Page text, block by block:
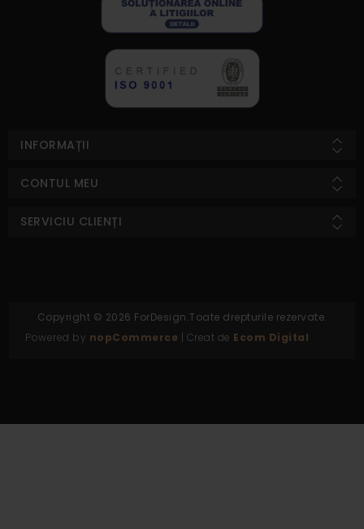
INFORMAȚII
CONTUL MEU
SERVICIU CLIENȚI
Copyright © 2026 ForDesign.Toate drepturile rezervate.
Powered by nopCommerce | Creat de Ecom Digital